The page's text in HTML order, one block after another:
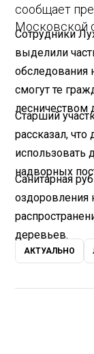
сообщает
Московской
Сотрудники
выделили
обследования
смогут те
лесничеством
Старший
рассказал,
использовать
надворных
Санитарная
оздоровления
деревьев.
АКТУАЛЬНО